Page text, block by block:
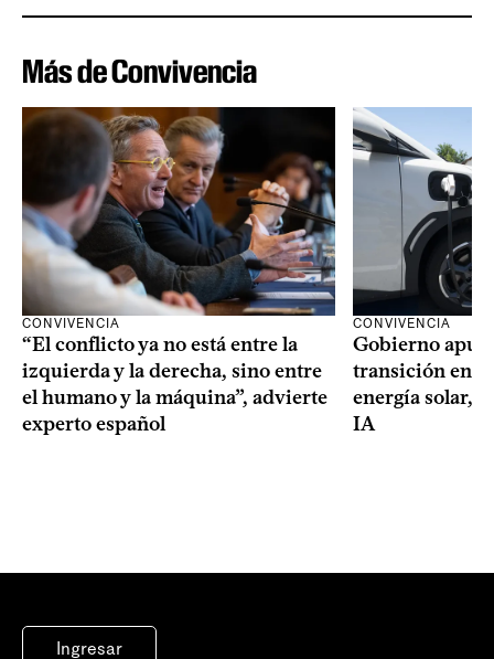
Más de Convivencia
CONVIVENCIA
“El conflicto ya no está entre la
izquierda y la derecha, sino entre
el humano y la máquina”, advierte
experto español
CONVIVENCIA
Gobierno
transición
energía solar,
IA
Ingresar